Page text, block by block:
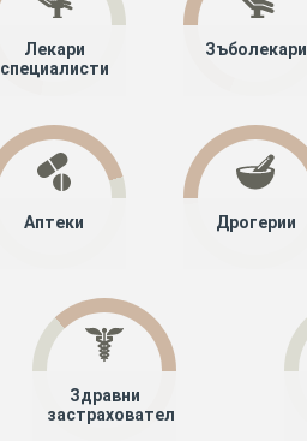
Лекари
специалисти
Зъболекари
Аптеки Дрогерии
Здравни
застрахователи